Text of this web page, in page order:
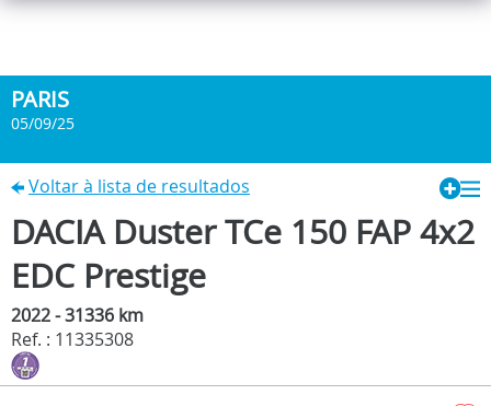
PARIS
05/09/25
Voltar à lista de resultados
DACIA Duster TCe 150 FAP 4x2
EDC Prestige
2022 - 31336 km
Ref. : 11335308